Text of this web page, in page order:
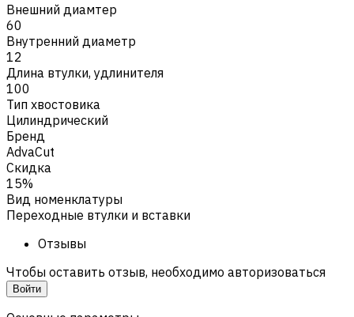
Внешний диамтер
60
Внутренний диаметр
12
Длина втулки, удлинителя
100
Тип хвостовика
Цилиндрический
Бренд
AdvaCut
Скидка
15%
Вид номенклатуры
Переходные втулки и вставки
Отзывы
Чтобы оставить отзыв, необходимо авторизоваться
Войти